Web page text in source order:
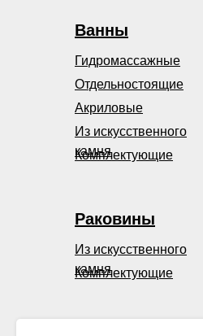
Раковины
Из искусственного
камня
Комплектующие
Ванны
Из искусственного
камня
Гидромассажные
Акриловые
Отдельностоящие
Комплектующие